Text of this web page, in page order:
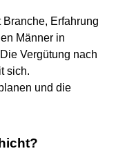
Erfahrung
Männer in
Vergütung nach
sich.
und die